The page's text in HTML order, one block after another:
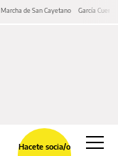
Marcha de San Cayetano García Cuerva
Hacete socia/o